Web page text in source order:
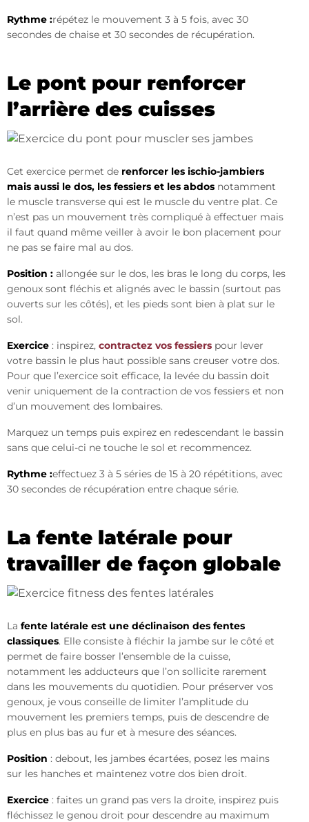
Rythme :répétez le mouvement 3 à 5 fois, avec 30
secondes de chaise et 30 secondes de récupération.
Le pont pour renforcer
l’arrière des cuisses
Cet exercice permet de renforcer les ischio-jambiers
mais aussi le dos, les fessiers et les abdos notamment
le muscle transverse qui est le muscle du ventre plat. Ce
n’est pas un mouvement très compliqué à effectuer mais
il faut quand même veiller à avoir le bon placement pour
ne pas se faire mal au dos.
Position : allongée sur le dos, les bras le long du corps, les
genoux sont fléchis et alignés avec le bassin (surtout pas
ouverts sur les côtés), et les pieds sont bien à plat sur le
sol.
Exercice : inspirez, contractez vos fessiers pour lever
votre bassin le plus haut possible sans creuser votre dos.
Pour que l’exercice soit efficace, la levée du bassin doit
venir uniquement de la contraction de vos fessiers et non
d’un mouvement des lombaires.
Marquez un temps puis expirez en redescendant le bassin
sans que celui-ci ne touche le sol et recommencez.
Rythme :effectuez 3 à 5 séries de 15 à 20 répétitions, avec
30 secondes de récupération entre chaque série.
La fente latérale pour
travailler de façon globale
La fente latérale est une déclinaison des fentes
classiques. Elle consiste à fléchir la jambe sur le côté et
permet de faire bosser l’ensemble de la cuisse,
notamment les adducteurs que l’on sollicite rarement
dans les mouvements du quotidien. Pour préserver vos
genoux, je vous conseille de limiter l’amplitude du
mouvement les premiers temps, puis de descendre de
plus en plus bas au fur et à mesure des séances.
Position : debout, les jambes écartées, posez les mains
sur les hanches et maintenez votre dos bien droit.
Exercice : faites un grand pas vers la droite, inspirez puis
fléchissez le genou droit pour descendre au maximum